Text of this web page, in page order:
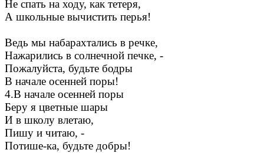
Не спать на ходу, как тетеря,
А школьные вычистить перья!
Ведь мы набарахтались в речке,
Нажарились в солнечной печке, -
Пожалуйста, будьте бодры
В начале осенней поры!
4.В начале осенней поры
Беру я цветные шары
И в школу влетаю,
Пишу и читаю, -
Потише-ка, будьте добры!